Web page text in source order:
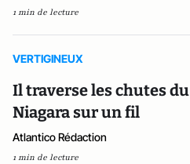
1 min de lecture
VERTIGINEUX
Il traverse les chutes du
Niagara sur un fil
Atlantico Rédaction
1 min de lecture